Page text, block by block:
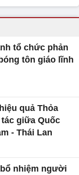
tổ chức phản
tôn giáo lĩnh
quả Thỏa
giữa Quốc
- Thái Lan
nhiệm người